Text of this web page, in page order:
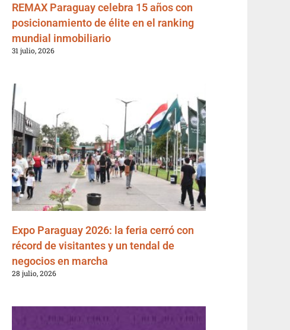
REMAX Paraguay celebra 15 años con
posicionamiento de élite en el ranking
mundial inmobiliario
31 julio, 2026
Expo Paraguay 2026: la feria cerró con
récord de visitantes y un tendal de
negocios en marcha
28 julio, 2026